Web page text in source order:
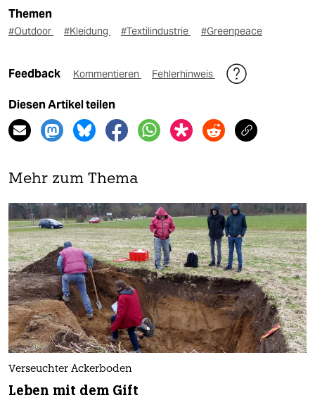
Themen
#Outdoor #Kleidung #Textilindustrie #Greenpeace
Feedback Kommentieren Fehlerhinweis
Diesen Artikel teilen
Mehr zum Thema
Verseuchter Ackerboden
Leben mit dem Gift